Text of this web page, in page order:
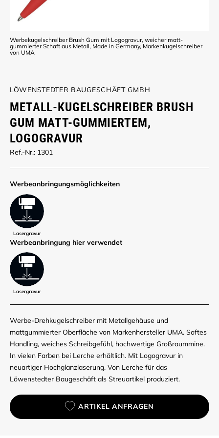
Werbekugelschreiber Brush Gum mit Logogravur, weicher matt-
gummierter Schaft aus Metall, Made in Germany, Markenkugelschreiber
von UMA
LÖWENSTEDTER BAUGESCHÄFT GMBH
METALL-KUGELSCHREIBER BRUSH
GUM MATT-GUMMIERTEM,
LOGOGRAVUR
Ref.-Nr.: 1301
Werbe­anbringungs­möglich­keiten
Lasergravur
Werbe­anbringung hier verwendet
Lasergravur
Werbe-Drehkugelschreiber mit Metallgehäuse und
mattgummierter Oberfläche von Markenhersteller UMA. Softes
Handling, weiches Schreibgefühl, hochwertige Großraummine.
In vielen Farben bei Lerche erhältlich. Mit Logogravur in
neuartiger Hochglanzlaserung. Von Lerche für das
Löwenstedter Baugeschäft als Streuartikel produziert.
ARTIKEL ANFRAGEN